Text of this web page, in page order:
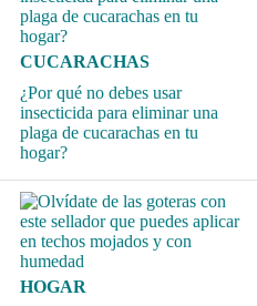
CUCARACHAS
¿Por qué no debes usar
insecticida para eliminar una
plaga de cucarachas en tu
hogar?
HOGAR